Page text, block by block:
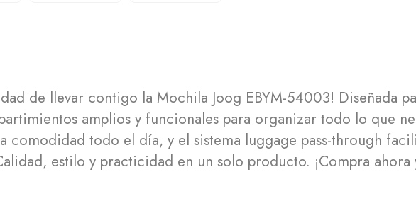
de llevar contigo la Mochila Joog EBYM-54003! Diseñada
amplios y funcionales para organizar todo lo que
comodidad todo el día, y el sistema luggage pass-through
estilo y practicidad en un solo producto. ¡Compra